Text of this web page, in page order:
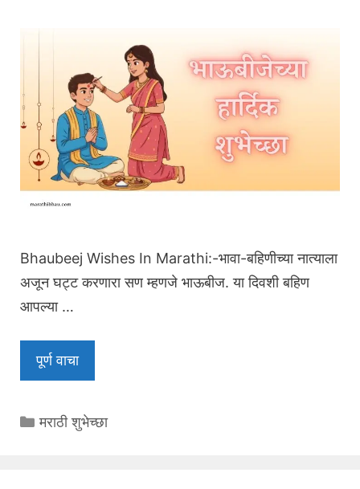
Bhaubeej Wishes In Marathi:-भावा-बहिणीच्या नात्याला
अजून घट्ट करणारा सण म्हणजे भाऊबीज. या दिवशी बहिण
आपल्या …
पूर्ण वाचा
Categories
मराठी शुभेच्छा